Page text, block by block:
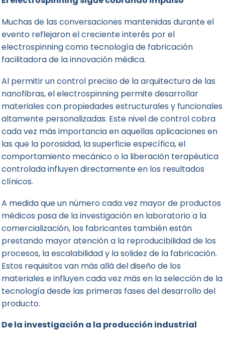
Muchas de las conversaciones mantenidas durante el
evento reflejaron el creciente interés por el
electrospinning como tecnología de fabricación
facilitadora de la innovación médica.
Al permitir un control preciso de la arquitectura de las
nanofibras, el electrospinning permite desarrollar
materiales con propiedades estructurales y funcionales
altamente personalizadas. Este nivel de control cobra
cada vez más importancia en aquellas aplicaciones en
las que la porosidad, la superficie específica, el
comportamiento mecánico o la liberación terapéutica
controlada influyen directamente en los resultados
clínicos.
A medida que un número cada vez mayor de productos
médicos pasa de la investigación en laboratorio a la
comercialización, los fabricantes también están
prestando mayor atención a la reproducibilidad de los
procesos, la escalabilidad y la solidez de la fabricación.
Estos requisitos van más allá del diseño de los
materiales e influyen cada vez más en la selección de la
tecnología desde las primeras fases del desarrollo del
producto.
De la investigación a la producción industrial